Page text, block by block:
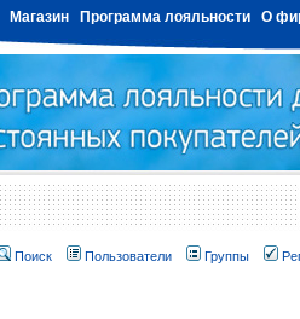
Магазин Программа лояльности О
Поиск Пользователи Группы